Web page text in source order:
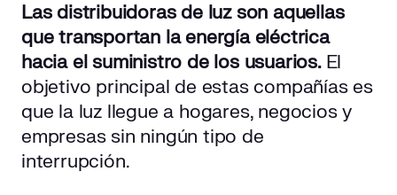
Las distribuidoras de luz son aquellas
que transportan la energía eléctrica
hacia el suministro de los usuarios. El
objetivo principal de estas compañías es
que la luz llegue a hogares, negocios y
empresas sin ningún tipo de
interrupción.